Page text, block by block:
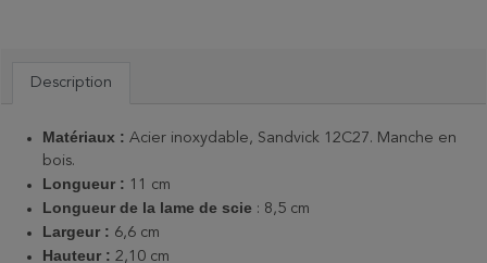
Description
Matériaux : Acier inoxydable, Sandvick 12C27. Manche en
bois.
Longueur : 11 cm
Longueur de la lame de scie : 8,5 cm
Largeur : 6,6 cm
Hauteur : 2,10 cm